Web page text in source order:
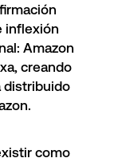
inflexión
Amazon
creando
distribuido
como